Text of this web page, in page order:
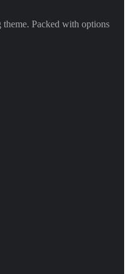
theme. Packed with options